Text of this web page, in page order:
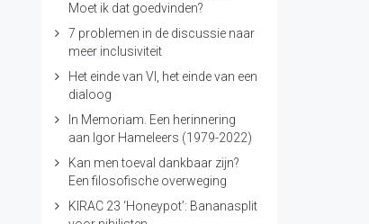
Moet ik dat goedvinden?
7 problemen in de discussie naar
meer inclusiviteit
Het einde van VI, het einde van een
dialoog
In Memoriam. Een herinnering
aan Igor Hameleers (1979-2022)
Kan men toeval dankbaar zijn?
Een filosofische overweging
KIRAC 23 ‘Honeypot’: Bananasplit